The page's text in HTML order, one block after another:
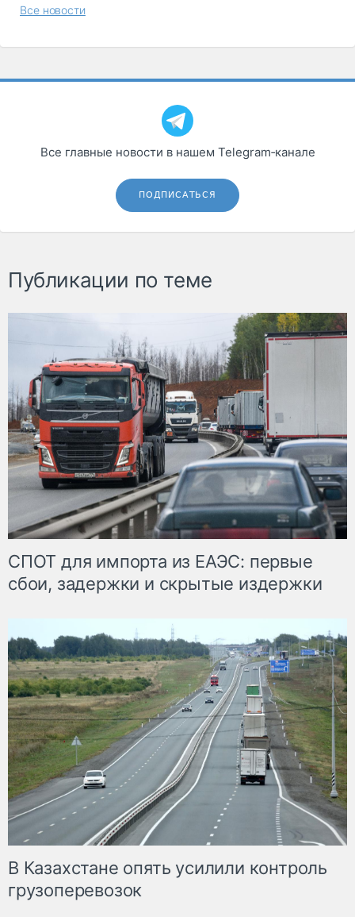
Все новости
Все главные новости в нашем Telegram‑канале
ПОДПИСАТЬСЯ
Публикации по теме
СПОТ для импорта из ЕАЭС: первые
сбои, задержки и скрытые издержки
В Казахстане опять усилили контроль
грузоперевозок